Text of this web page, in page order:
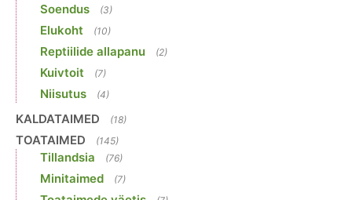
Soendus (3)
Elukoht (10)
Reptiilide allapanu (2)
Kuivtoit (7)
Niisutus (4)
KALDATAIMED (18)
TOATAIMED (145)
Tillandsia (76)
Minitaimed (7)